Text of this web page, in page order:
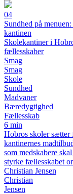
04
Sundhed på
kantinen
Skolekantiner i
fællesskaber
Smag
Smag
Skole
Sundhed
Madvaner
Bæredygtighed
Fællesskab
6 min
Hobros skoler sætter
kantinernes
som medskabere
styrke fællesskabet
Christian Jensen
Christian
Jensen